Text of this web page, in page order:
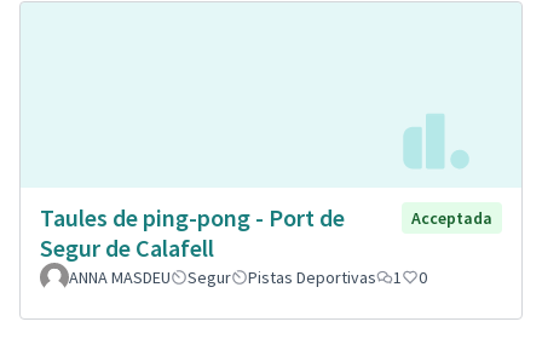
Taules de ping-pong - Port de
Segur de Calafell
Acceptada
ANNA MASDEU Segur Pistas Deportivas 1 0